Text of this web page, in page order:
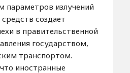
параметров излучений
создает
в правительственной
государством,
транспортом.
иностранные